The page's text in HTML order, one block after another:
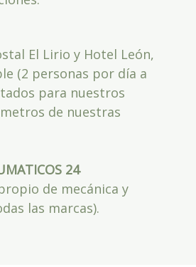
El Lirio y Hotel León,
(2 personas por día a
para nuestros
de nuestras
24
de mecánica y
las marcas).